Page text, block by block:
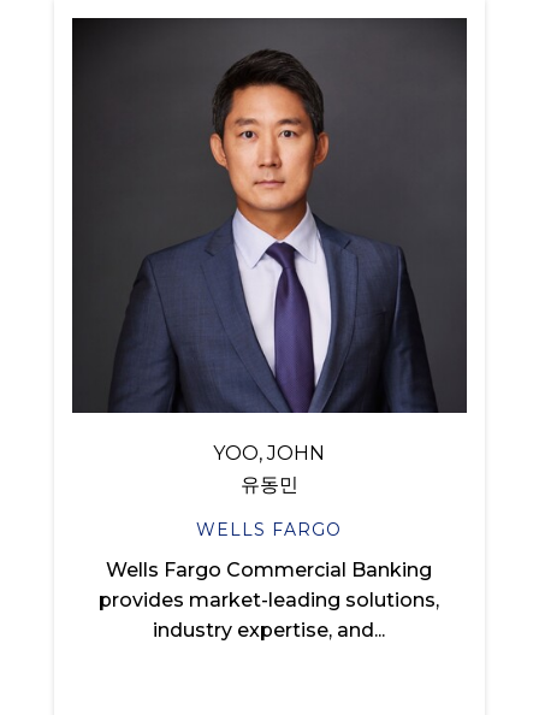
YOO, JOHN
유동민
WELLS FARGO
Wells Fargo Commercial Banking
provides market-leading solutions,
industry expertise, and...